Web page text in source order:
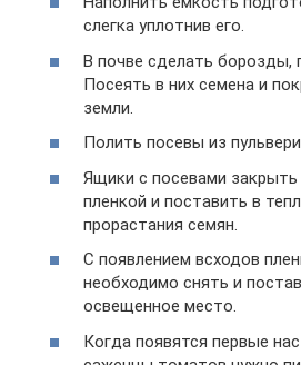
слегка уплотнив его.
В почве сделать борозды,
Посеять в них семена и
земли.
Полить посевы из
Ящики с посевами
пленкой и поставить в
прорастания семян.
С появлением всходов
необходимо снять и
освещенное место.
Когда появятся первые